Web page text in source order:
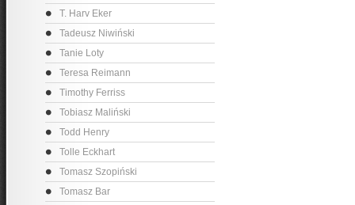
T. Harv Eker
Tadeusz Niwiński
Tanie Loty
Teresa Reimann
Timothy Ferriss
Tobiasz Maliński
Todd Henry
Tolle Eckhart
Tomasz Szopiński
Tomasz Bar